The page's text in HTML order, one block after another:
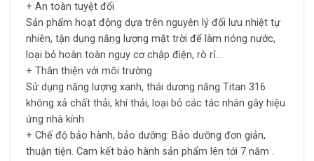
+ An toàn tuyệt đối
Sản phẩm hoạt động dựa trên nguyên lý đối lưu nhiệt tự
nhiên, tận dụng năng lượng mặt trời để làm nóng nước,
loại bỏ hoàn toàn nguy cơ chập điện, rò rỉ…
+ Thân thiện với môi trường
Sử dụng năng lượng xanh, thái dương năng Titan 316
không xả chất thải, khí thải, loại bỏ các tác nhân gây hiệu
ứng nhà kính.
+ Chế độ bảo hành, bảo dưỡng: Bảo dưỡng đơn giản,
thuận tiện. Cam kết bảo hành sản phẩm lên tới 7 năm .